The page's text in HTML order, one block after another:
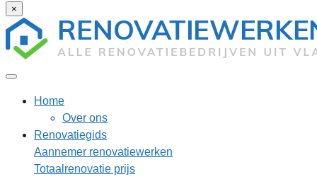
×
Home
Over ons
Renovatiegids
Aannemer renovatiewerken
Totaalrenovatie prijs